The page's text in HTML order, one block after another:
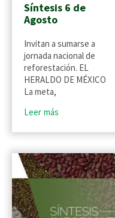
Síntesis 6 de
Agosto
Invitan a sumarse a
jornada nacional de
reforestación. EL
HERALDO DE MÉXICO
La meta,
Leer más